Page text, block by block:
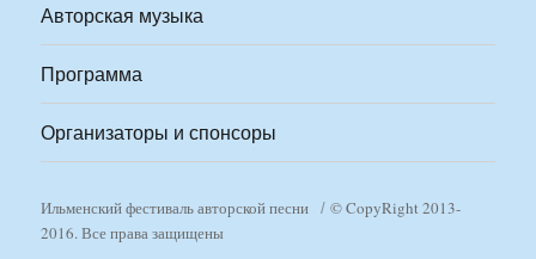
Авторская музыка
Программа
Организаторы и спонсоры
Ильменский фестиваль авторской песни
© CopyRight 2013-
2016. Все права защищены